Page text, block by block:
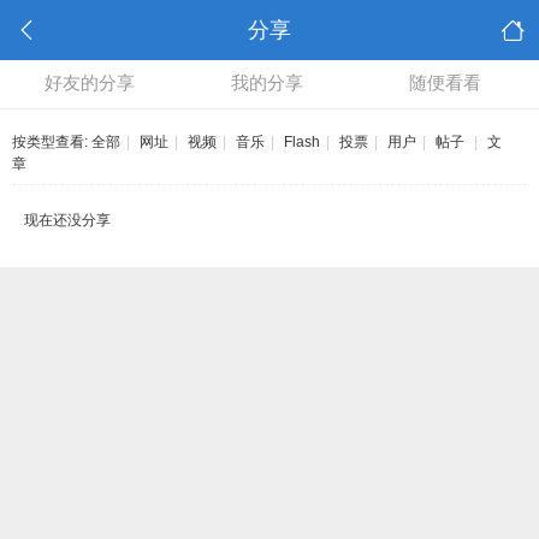
分享
好友的分享 我的分享 随便看看
按类型查看: 全部 网址 视频 音乐 Flash 投票 用户 帖子
文
章
现在还没分享